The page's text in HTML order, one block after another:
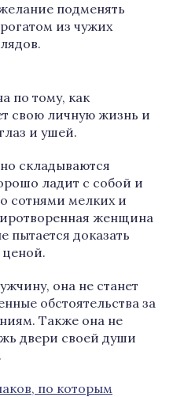
подменять
из чужих
по тому, как
свою личную жизнь и
и ушей.
складываются
ладит с собой и
сотнями мелких и
женщина
пытается доказать
она не станет
обстоятельства за
Также она не
двери своей души
по которым